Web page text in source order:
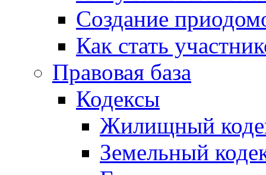
Создание
Как стать
Правовая база
Кодексы
Жилищный
Земельный